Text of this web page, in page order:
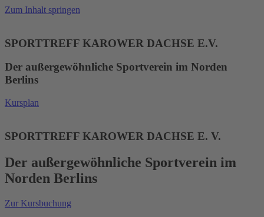
Zum Inhalt springen
SPORTTREFF KAROWER DACHSE E.V.
Der außergewöhnliche Sportverein im Norden
Berlins
Kursplan
SPORTTREFF KAROWER DACHSE E. V.
Der außergewöhnliche Sportverein im
Norden Berlins
Zur Kursbuchung